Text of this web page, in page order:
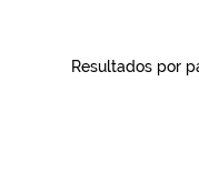
Resultados por